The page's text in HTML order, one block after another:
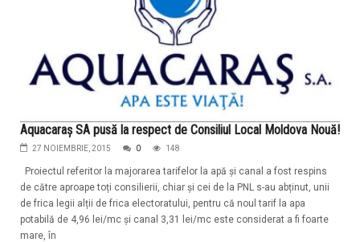
Aquacaraș SA pusă la respect de Consiliul Local Moldova Nouă!
27 NOIEMBRIE, 2015 0 148
Proiectul referitor la majorarea tarifelor la apă și canal a fost respins
de către aproape toți consilierii, chiar și cei de la PNL s-au abținut, unii
de frica legii alții de frica electoratului, pentru că noul tarif la apa
potabilă de 4,96 lei/mc și canal 3,31 lei/mc este considerat a fi foarte
mare, în